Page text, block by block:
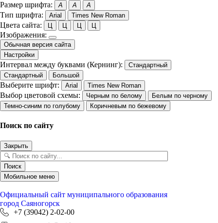
Размер шрифта: A A A
Тип шрифта: Arial Times New Roman
Цвета сайта: Ц Ц Ц Ц
Изображения:
Обычная версия сайта
Настройки
Интервал между буквами (Кернинг):
Стандартный
Стандартный
Большой
Выберите шрифт: Arial Times New Roman
Выбор цветовой схемы: Черным по белому
Белым по черному
Темно-синим по голубому
Коричневым по бежевому
Поиск по сайту
Закрыть
Поиск
Мобильное меню
Официальный сайт муниципального образования
город Саяногорск
+7 (39042) 2-02-00